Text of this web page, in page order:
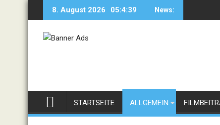
8. August 2026 05:4:39 News:
STARTSEITE ALLGEMEIN